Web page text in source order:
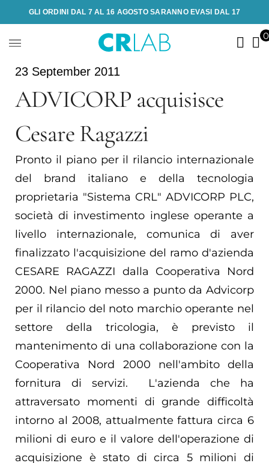
GLI ORDINI DAL 7 AL 16 AGOSTO SARANNO EVASI DAL 17
23 September 2011
ADVICORP acquisisce
Cesare Ragazzi
Pronto il piano per il rilancio internazionale
del brand italiano e della tecnologia
proprietaria "Sistema CRL" ADVICORP PLC,
società di investimento inglese operante a
livello internazionale, comunica di aver
finalizzato l'acquisizione del ramo d'azienda
CESARE RAGAZZI dalla Cooperativa Nord
2000. Nel piano messo a punto da Advicorp
per il rilancio del noto marchio operante nel
settore della tricologia, è previsto il
mantenimento di una collaborazione con la
Cooperativa Nord 2000 nell'ambito della
fornitura di servizi. L'azienda che ha
attraversato momenti di grande difficoltà
intorno al 2008, attualmente fattura circa 6
milioni di euro e il valore dell'operazione di
acquisizione è stato di circa 5 milioni di